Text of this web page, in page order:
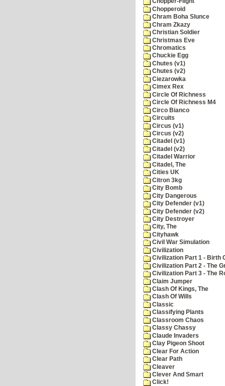
Chopperoid
Chram Boha Slunce
Chram Zkazy
Christian Soldier
Christmas Eve
Chromatics
Chuckie Egg
Chutes (v1)
Chutes (v2)
Ciezarowka
Cimex Rex
Circle Of Richness
Circle Of Richness M4
Circo Bianco
Circuits
Circus (v1)
Circus (v2)
Citadel (v1)
Citadel (v2)
Citadel Warrior
Citadel, The
Cities UK
Citron 3kg
City Bomb
City Dangerous
City Defender (v1)
City Defender (v2)
City Destroyer
City, The
Cityhawk
Civil War Simulation
Civilization
Civilization Part 1 - Birth
Civilization Part 2 - The
Civilization Part 3 - The
Claim Jumper
Clash Of Kings, The
Clash Of Wills
Classic
Classifying Plants
Classroom Chaos
Classy Chassy
Claude Invaders
Clay Pigeon Shoot
Clear For Action
Clear Path
Cleaver
Clever And Smart
Click!